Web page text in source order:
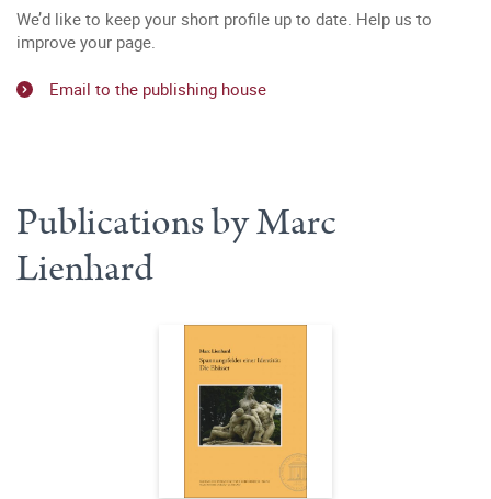
We’d like to keep your short profile up to date. Help us to
improve your page.
Email to the publishing house
Publications by Marc
Lienhard